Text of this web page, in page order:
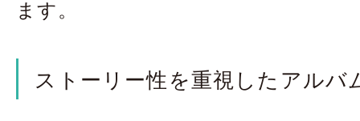
ます。
ストーリー性を重視したアルバ